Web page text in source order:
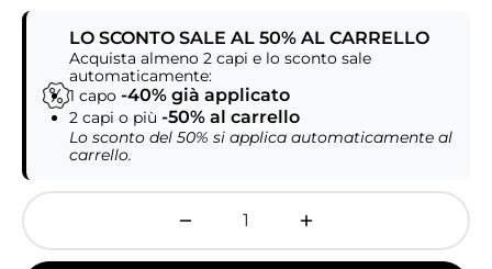
LO SCONTO SALE AL 50% AL CARRELLO
Acquista almeno 2 capi e lo sconto sale
automaticamente:
1 capo -40% già applicato
2 capi o più -50% al carrello
Lo sconto del 50% si applica automaticamente al
carrello.